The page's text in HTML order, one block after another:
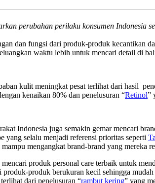
perubahan perilaku konsumen Indonesia
dan fungsi dari produk-produk
waktu lebih untuk mencari detail di
kulit meningkat pesat terlihat dari hasil
kenaikan 80% dan penelusuran “Retinol”
Indonesia juga semakin gemar mencari
yang selalu menjadi referensi prioritas seperti
mengangkat brand-brand yang mereka
produk personal care terbaik untuk
produk berukuran kecil sehingga
dari penelusuran “rambut kering” yang